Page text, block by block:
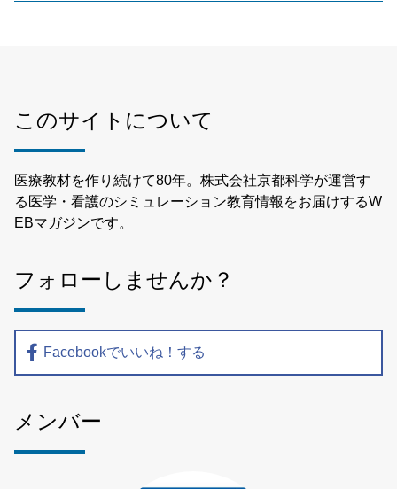
このサイトについて
医療教材を作り続けて80年。株式会社京都科学が運営す
る医学・看護のシミュレーション教育情報をお届けするW
EBマガジンです。
フォローしませんか？
Facebookでいいね！する
メンバー